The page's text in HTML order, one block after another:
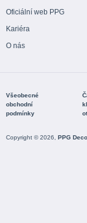
Oficiální web PPG
Kariéra
O nás
Všeobecné
obchodní
podmínky
Copyright © 2026, PPG